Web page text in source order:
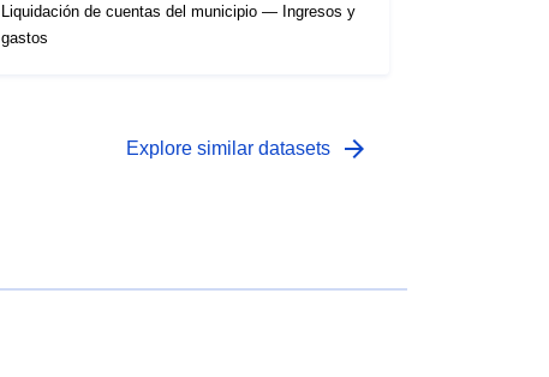
Liquidación de cuentas del municipio — Ingresos y
gastos
Explore similar datasets arrow_forward